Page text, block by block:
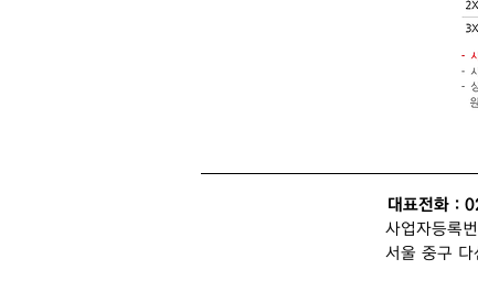
대표전화 :
사업자등록
서울 중구